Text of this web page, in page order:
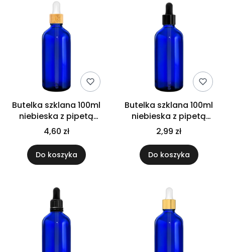
Butelka szklana 100ml
niebieska z pipetą
bambusową
4,60 zł
Do koszyka
Butelka szklana 100ml
niebieska z pipetą
czarną
2,99 zł
Do koszyka